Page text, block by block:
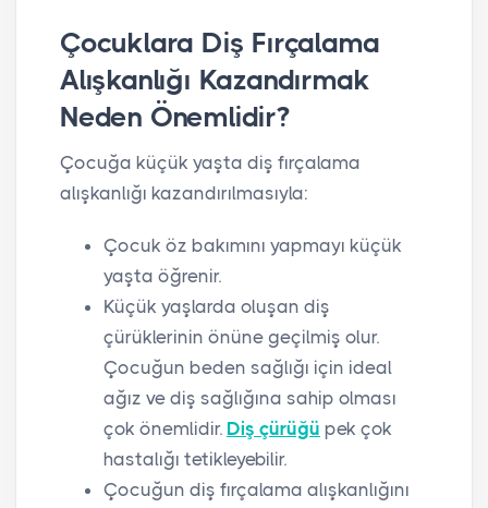
Çocuklara Diş Fırçalama
Alışkanlığı Kazandırmak
Neden Önemlidir?
Çocuğa küçük yaşta diş fırçalama
alışkanlığı kazandırılmasıyla:
Çocuk öz bakımını yapmayı küçük
yaşta öğrenir.
Küçük yaşlarda oluşan diş
çürüklerinin önüne geçilmiş olur.
Çocuğun beden sağlığı için ideal
ağız ve diş sağlığına sahip olması
çok önemlidir. Diş çürüğü pek çok
hastalığı tetikleyebilir.
Çocuğun diş fırçalama alışkanlığını